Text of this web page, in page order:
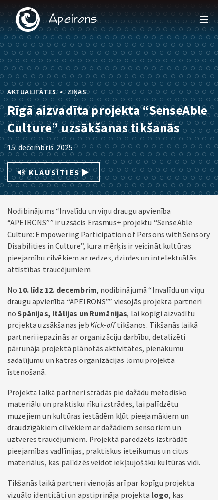
AKTUALITĀTES • ZIŅAS
Rīgā aizvadīta projekta “SenseAble
Culture” uzsākšanas tikšanās
15. decembris. 2025
KLAUSĪTIES
Nodibinājums “Invalīdu un viņu draugu apvienība
“APEIRONS”” ir uzsācis Erasmus+ projektu “SenseAble
Culture: Empowering Participation of Persons with Sensory
Disabilities in Culture”, kura mērķis ir veicināt kultūras
pieejamību cilvēkiem ar redzes, dzirdes un intelektuālās
attīstības traucējumiem.
No 10. līdz 12. decembrim, nodibinājumā “Invalīdu un viņu
draugu apvienība “APEIRONS”” viesojās projekta partneri
noSpānijas, Itālijas un Rumānijas, lai kopīgi aizvadītu
projekta uzsākšanas jeb Kick-offtikšanos. Tikšanās laikā
partneri iepazinās ar organizāciju darbību, detalizēti
pārrunāja projektā plānotās aktivitātes, pienākumu
sadalījumu un katras organizācijas lomu projekta
īstenošanā.
Projekta laikā partneri strādās pie dažādu metodisko
materiālu un praktisku rīku izstrādes, lai palīdzētu
muzejiem un kultūras iestādēm kļūt pieejamākiem un
draudzīgākiem cilvēkiem ar dažādiem sensoriem un
uztveres traucējumiem. Projektā paredzēts izstrādāt
pieejamības vadlīnijas, praktiskus ieteikumus un citus
materiālus, kas palīdzēs veidot iekļaujošāku kultūras vidi.
Tikšanās laikā partneri vienojās arī par kopīgu projekta
vizuālo identitāti un apstiprināja projekta logo, kas